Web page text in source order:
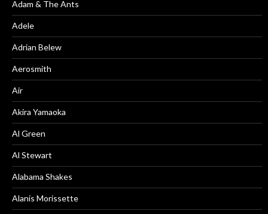
Adam & The Ants
Adele
Adrian Belew
Aerosmith
Air
Akira Yamaoka
Al Green
Al Stewart
Alabama Shakes
Alanis Morissette